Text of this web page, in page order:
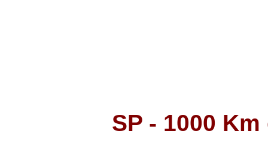
SP - 1000